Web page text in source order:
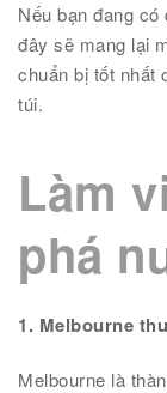
Nếu bạn đang có
đây sẽ mang lại
chuẩn bị tốt nhất
túi.
Làm
phá
1. Melbourne
Melbourne là